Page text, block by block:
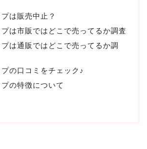
は販売中止？
は市販ではどこで売ってるか調査
は通販ではどこで売ってるか調
の口コミをチェック♪
の特徴について